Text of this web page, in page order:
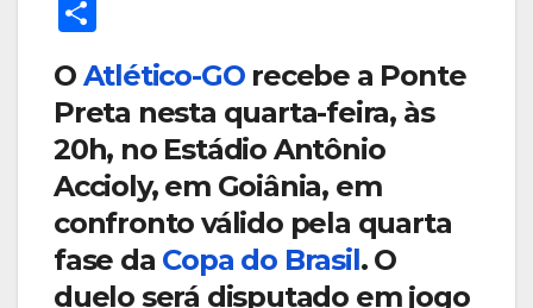
er e
b
o
o
k
s
A
p
p
gr
a
m
e
dI
n
e
st
ar
e
O Atlético-GOrecebe a Ponte
Preta nesta quarta-feira, às
20h, no Estádio Antônio
Accioly, em Goiânia, em
confronto válido pela quarta
fase da Copa do Brasil. O
duelo será disputado em jogo